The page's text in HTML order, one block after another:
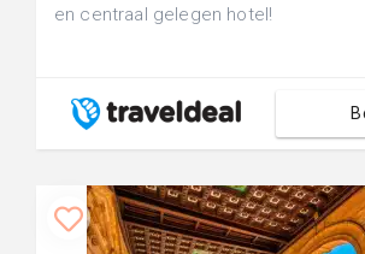
en centraal gelegen hotel!